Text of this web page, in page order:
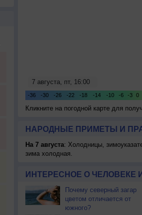
Кликните на погодной карте для
НАРОДНЫЕ ПРИМЕТЫ И
На 7 августа: Холодницы,
зима холодная.
ИНТЕРЕСНОЕ О ЧЕЛОВЕКЕ
Почему северный загар
цветом отличается от
южного?